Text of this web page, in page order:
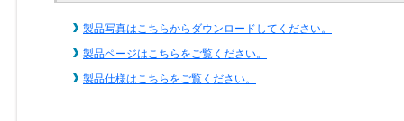
製品写真はこちらからダウンロードしてください。
製品ページはこちらをご覧ください。
製品仕様はこちらをご覧ください。